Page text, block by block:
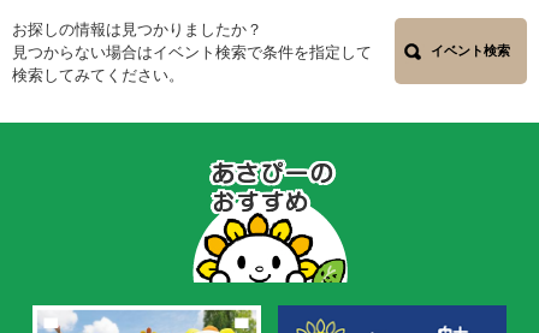
お探しの情報は見つかりましたか？
見つからない場合はイベント検索で条件を指定して
検索してみてください。
イベント検索
の
お
す
め